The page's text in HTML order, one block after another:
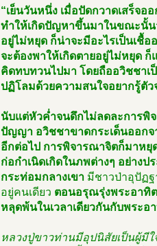
“เย็นวันหนึ่ง เมื่อปัดกวาดเสร็จอ
ทำให้เกิดปัญหาขึ้นมาในขณะนั้นว่
อยู่ไม่หยุด ก็น่าจะมีอะไรเป็นเชื้อ
จะต้องพาให้เกิดตายอยู่ไม่หยุด
คิดทบทวนไปมา โดยถืออวิชชา
ปฏิโลมด้วยความสนใจอยากรู้ตัว
นับแต่หัวค่ำจนดึกไม่ลดละการพิ
ปัญญา อวิชชาขาดกระเด็นออกจ
อีกต่อไป การพิจารณาจิตก็มาหยุ
ก่อกำเนิดเกิดในภพต่างๆ อย่าง
กระท่อมกลางเขา มีชาวป่าอุปัฏ
อยู่คนเดียว ตอนอรุณรุ่งพระอาทิ
หลุดพ้นในเวลาเดียวกันกับพระอ
หลวงปู่ขาวท่านมีอุปนิสัยเป็นผู้มีใ